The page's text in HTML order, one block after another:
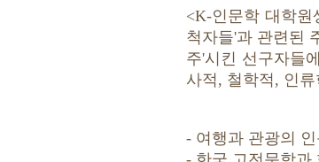
<K-인문학 대학원
척자들'과 관련된
주'시킨 선구자들
사적, 철학적, 인
- 여행과 관광의